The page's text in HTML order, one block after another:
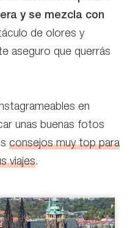
y se mezcla con
de olores y
aseguro que querrás
en
unas buenas fotos
consejos muy top para
viajes.